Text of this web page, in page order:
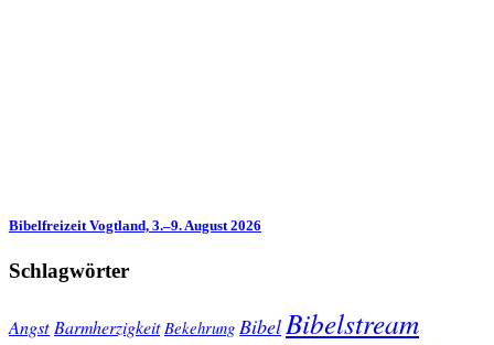
Bibelfreizeit Vogtland, 3.–9. August 2026
Schlagwörter
Angst Barmherzigkeit Bekehrung Bibel Bibelstream